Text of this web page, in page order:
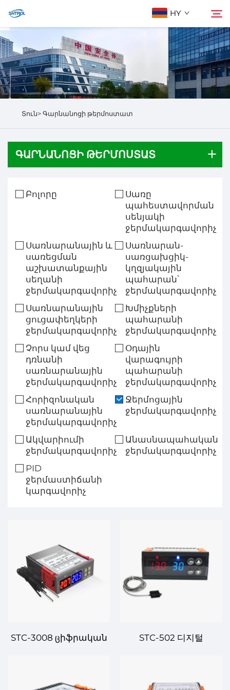
HY
Մեր մասին
Արտադրանքներ
Որոնել
Տուն>Գարնանոցի թերմոստատ
ԳԱՐՆԱՆՈՑԻ ԹԵՐՄՈՍՏԱՏ
Բոլորը
Սառը
պահեստավորման
սենյակի
ջերմակարգավորիչ
Սառնարանային և
սառեցման
աշխատանքային
սեղանի
ջերմակարգավորիչ
Սառնարան-
սառցախցիկ-
կղզյակային
պահարան՝
ջերմակարգավորիչ
Սառնարանային
ցուցափեղկերի
ջերմակարգավորիչ
Խմիչքների
պահարանի
ջերմակարգավորիչ
Չորս կամ վեց
դռնանի
սառնարանային
ջերմակարգավորիչ
Օդային
վարագույրի
պահարանի
ջերմակարգավորիչ
Հորիզոնական
սառնարանային
ջերմակարգավորիչ
Ջերմոցային
ջերմակարգավորիչ
Ակվարիումի
ջերմակարգավորիչ
Անասնապահական
ջերմակարգավորիչ
PID
ջերմաստիճանի
կարգավորիչ
STC-3008 ცիֆրական
Կառավարիչ՝ ճշգրիտ
STC-502 디지털
Սիստեմը –